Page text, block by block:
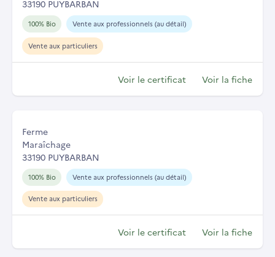
33190 PUYBARBAN
100% Bio Vente aux professionnels (au détail)
Vente aux particuliers
Voir le certificat Voir la fiche
Ferme
Maraîchage
33190 PUYBARBAN
100% Bio Vente aux professionnels (au détail)
Vente aux particuliers
Voir le certificat Voir la fiche